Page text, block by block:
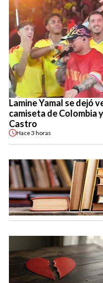
Lamine Yamal se dejó
camiseta de Colombia
Castro
Hace3 horas